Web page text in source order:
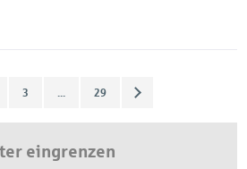
3 29
eingrenzen